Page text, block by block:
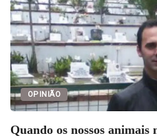
OPINIÃO
Quando os nossos animais